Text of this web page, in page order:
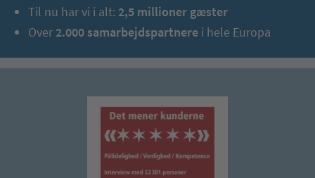
Til nu har vi i alt: 2,5 millioner gæster
Over 2.000 samarbejdspartnere i hele Europa